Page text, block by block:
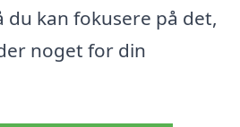
kan fokusere på det,
noget for din